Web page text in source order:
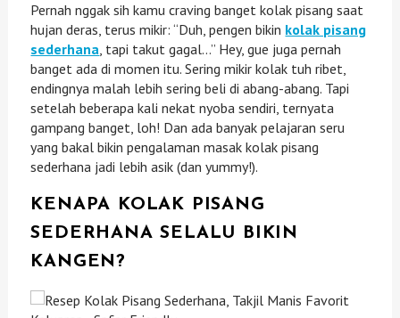
Pernah nggak sih kamu craving banget kolak pisang saat
hujan deras, terus mikir: “Duh, pengen bikin kolak pisang
sederhana, tapi takut gagal…” Hey, gue juga pernah
banget ada di momen itu. Sering mikir kolak tuh ribet,
endingnya malah lebih sering beli di abang-abang. Tapi
setelah beberapa kali nekat nyoba sendiri, ternyata
gampang banget, loh! Dan ada banyak pelajaran seru
yang bakal bikin pengalaman masak kolak pisang
sederhana jadi lebih asik (dan yummy!).
KENAPA KOLAK PISANG
SEDERHANA SELALU BIKIN
KANGEN?